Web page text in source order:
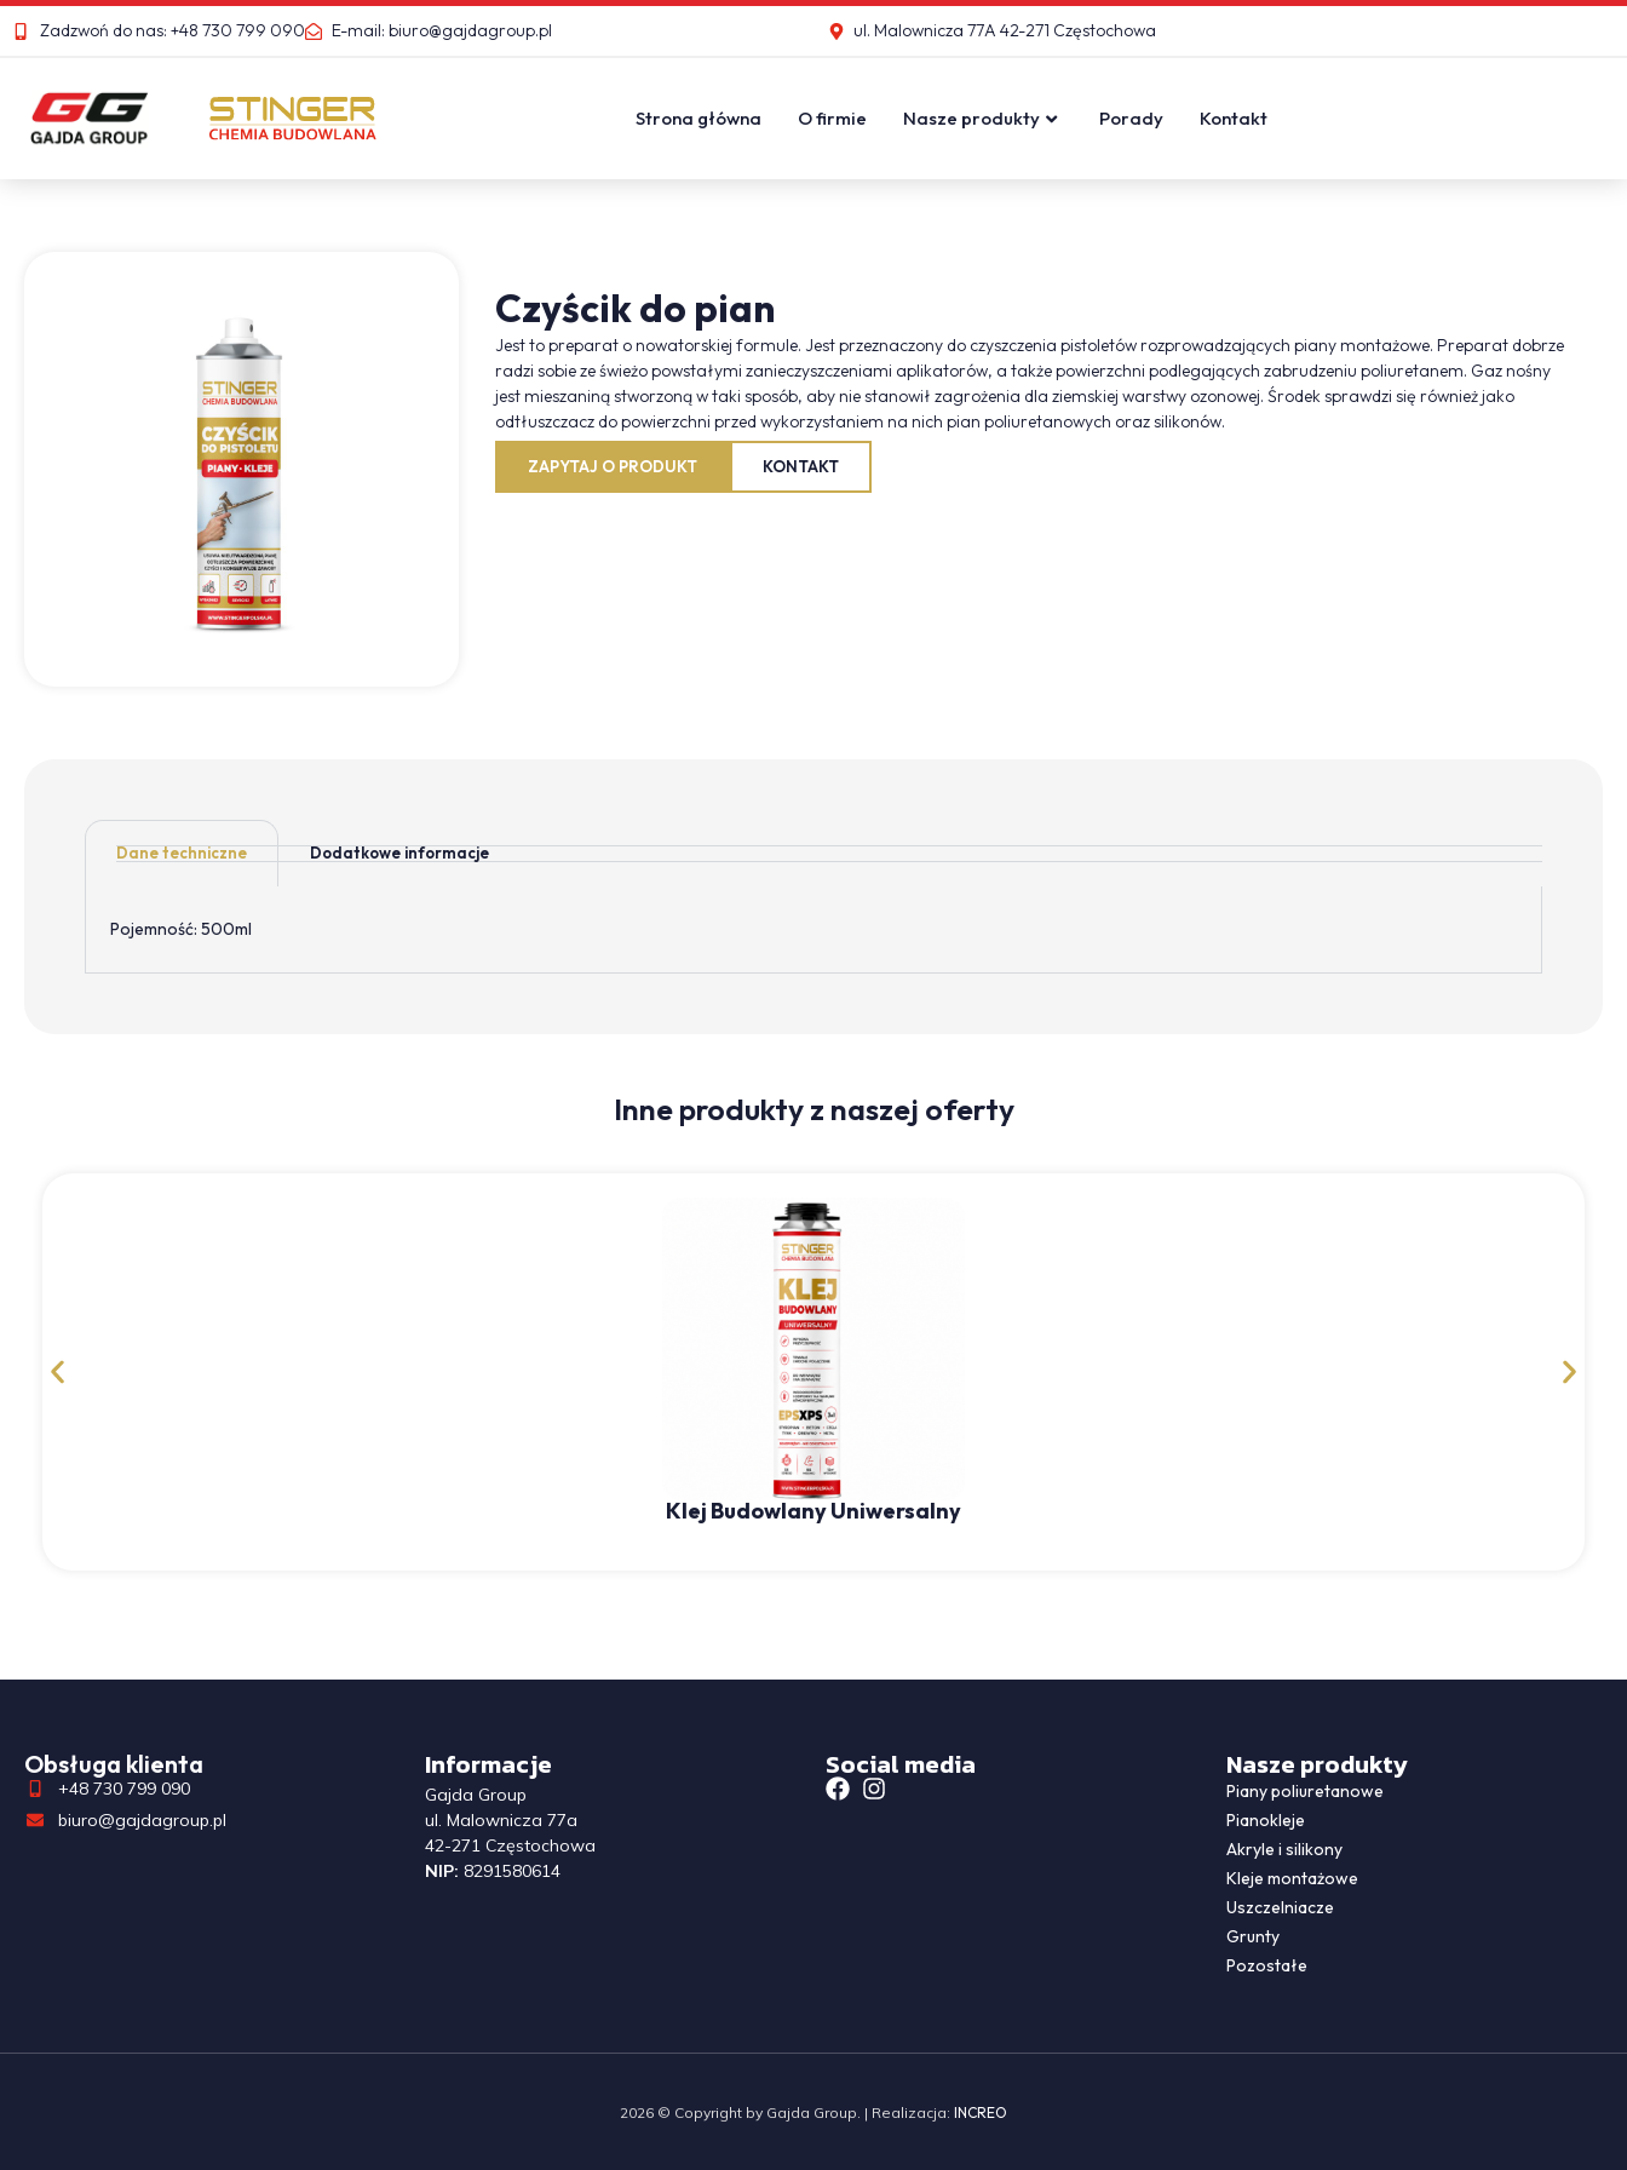
Zadzwoń do nas: +48 730 799 090 E-mail: biuro@gajdagroup.pl ul. Malownicza 77A 42-271 Częstochowa
Strona główna O firmie Nasze produkty Porady Kontakt
Czyścik do pian
Jest to preparat o nowatorskiej formule. Jest przeznaczony do czyszczenia pistoletów rozprowadzających piany montażowe. Preparat dobrze
radzi sobie ze świeżo powstałymi zanieczyszczeniami aplikatorów, a także powierzchni podlegających zabrudzeniu poliuretanem. Gaz nośny
jest mieszaniną stworzoną w taki sposób, aby nie stanowił zagrożenia dla ziemskiej warstwy ozonowej. Środek sprawdzi się również jako
odtłuszczacz do powierzchni przed wykorzystaniem na nich pian poliuretanowych oraz silikonów.
ZAPYTAJ O PRODUKT KONTAKT
Dane techniczne Dodatkowe informacje
Pojemność: 500ml
Inne produkty z naszej oferty
Klej Budowlany Uniwersalny
Obsługa klienta
+48 730 799 090
biuro@gajdagroup.pl
Informacje
Gajda Group
ul. Malownicza 77a
42-271 Częstochowa
NIP: 8291580614
Social media Nasze produkty
Piany poliuretanowe
Pianokleje
Akryle i silikony
Kleje montażowe
Uszczelniacze
Grunty
Pozostałe
2026 © Copyright by Gajda Group. | Realizacja: INCREO